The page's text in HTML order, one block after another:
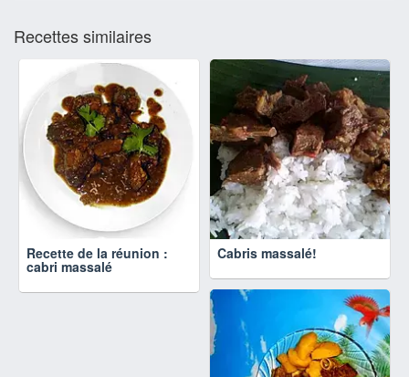
Recettes similaires
Recette de la réunion :
cabri massalé
Cabris massalé!